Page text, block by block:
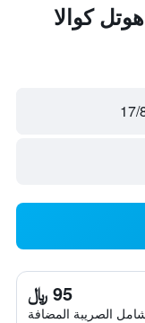
كوالا
95 ﷼
الصريبة المضافة